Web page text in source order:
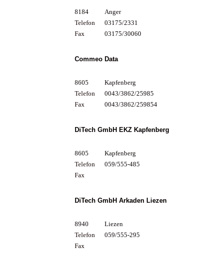
8184
Anger
Telefon
03175/2331
Fax
03175/30060
Commeo Data
8605
Kapfenberg
Telefon
0043/3862/25985
Fax
0043/3862/259854
DiTech GmbH EKZ Kapfenberg
8605
Kapfenberg
Telefon
059/555-485
Fax
DiTech GmbH Arkaden Liezen
8940
Liezen
Telefon
059/555-295
Fax